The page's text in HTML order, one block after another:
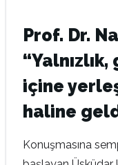
Prof. Dr.
içine
haline
Konuşmasına